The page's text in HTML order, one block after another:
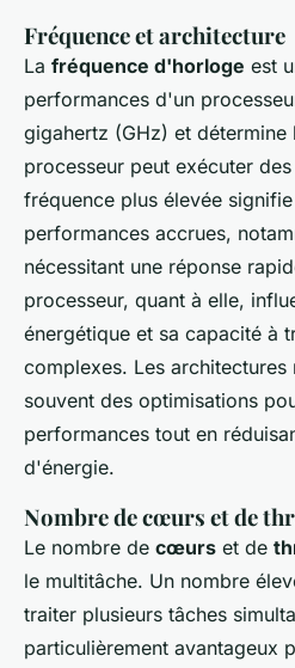
Fréquence et architecture
La fréquence d'horloge est
performances d'un
gigahertz (GHz) et détermine
processeur peut exécuter
fréquence plus élevée
performances accrues,
nécessitant une réponse
processeur, quant à elle,
énergétique et sa capacité à
complexes. Les architectures
souvent des optimisations
performances tout en
d'énergie.
Nombre de cœurs et de
Le nombre de cœurs et de
le multitâche. Un nombre
traiter plusieurs tâches
particulièrement avantageux